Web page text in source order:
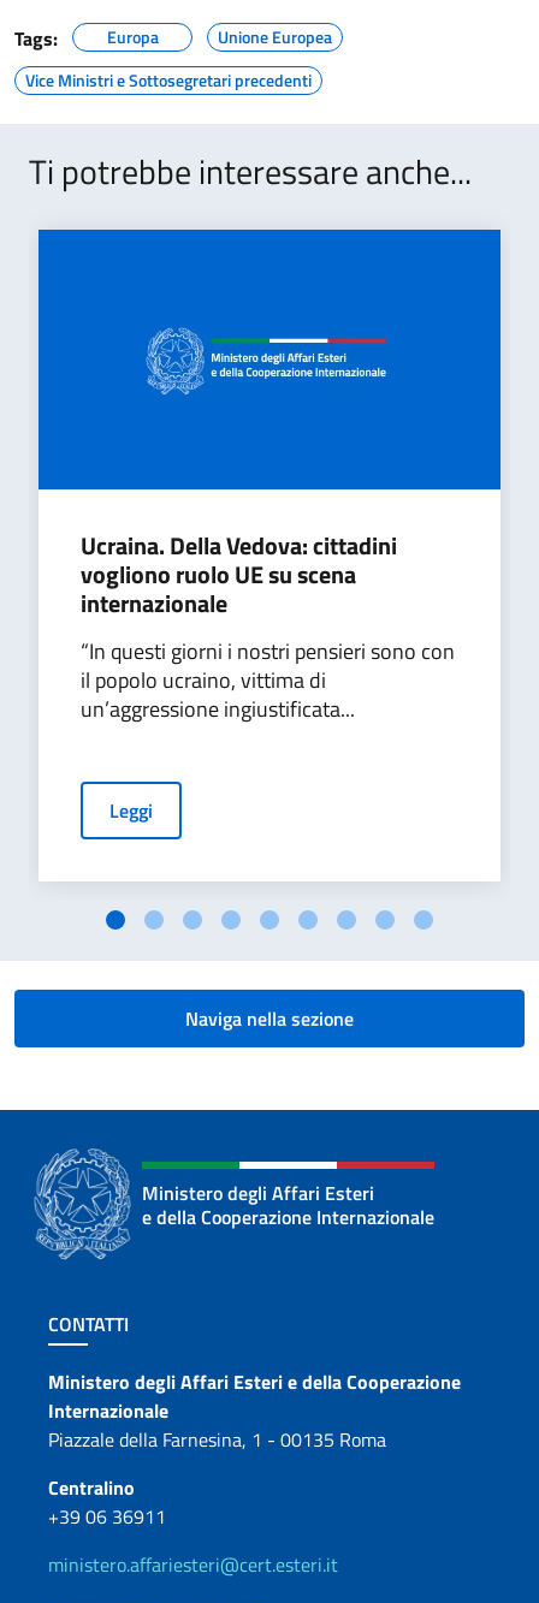
Tags:
Europa
Unione Europea
Vice Ministri e Sottosegretari precedenti
Ti potrebbe interessare anche...
Ucraina. Della Vedova: cittadini
vogliono ruolo UE su scena
internazionale
“In questi giorni i nostri pensieri sono con
il popolo ucraino, vittima di
un’aggressione ingiustificata...
Leggi
Naviga nella sezione
Ministero degli Affari Esteri
e della Cooperazione Internazionale
Sezione footer
CONTATTI
Contatti
Ministero degli Affari Esteri e della Cooperazione
Internazionale
Piazzale della Farnesina, 1 - 00135 Roma
Centralino
+39 06 36911
ministero.affariesteri@cert.esteri.it